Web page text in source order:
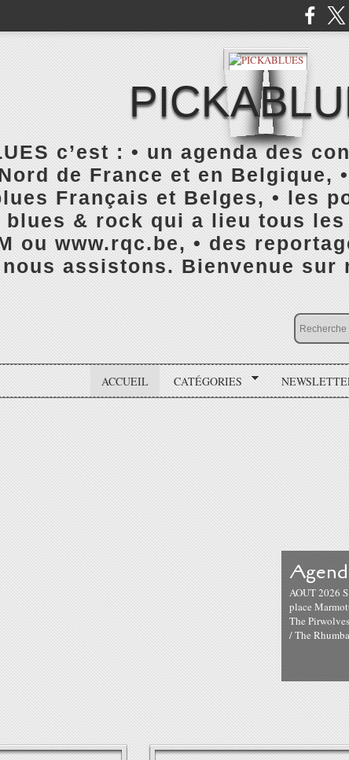
c’est : • un agenda des
de France et en Belgique,
Français et Belges, • les
blues & rock qui a lieu tous
ou www.rqc.be, • des
assistons. Bienvenue sur
ACCUEIL CATÉGORIES
AOUT 2026
place
The
/ The